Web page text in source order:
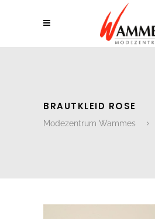
BRAUTKLEID ROSE
Modezentrum Wammes